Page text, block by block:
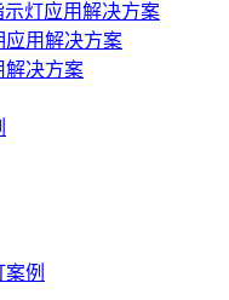
灯应用解决方案
应用解决方案
解决方案
例